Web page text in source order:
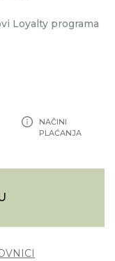
Loyalty programa
NAČINI
PLAĆANJA